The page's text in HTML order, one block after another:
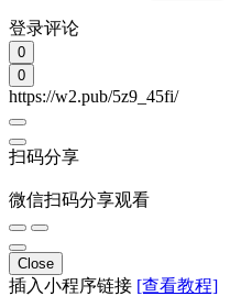
登录评论
0
0
https://w2.pub/5z9_45fi/
扫码分享
微信扫码分享观看
Close
插入小程序链接 [查看教程]